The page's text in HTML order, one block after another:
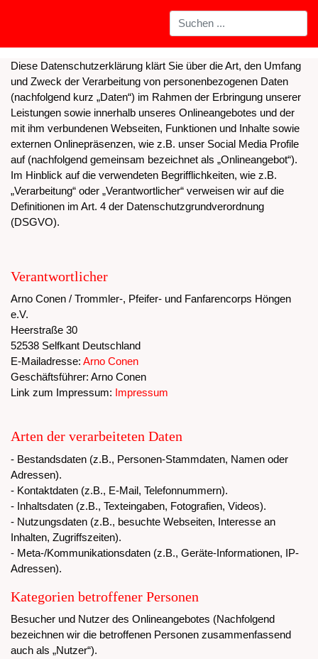
Diese Datenschutzerklärung klärt Sie über die Art, den Umfang
und Zweck der Verarbeitung von personenbezogenen Daten
(nachfolgend kurz „Daten“) im Rahmen der Erbringung unserer
Leistungen sowie innerhalb unseres Onlineangebotes und der
mit ihm verbundenen Webseiten, Funktionen und Inhalte sowie
externen Onlinepräsenzen, wie z.B. unser Social Media Profile
auf (nachfolgend gemeinsam bezeichnet als „Onlineangebot“).
Im Hinblick auf die verwendeten Begrifflichkeiten, wie z.B.
„Verarbeitung“ oder „Verantwortlicher“ verweisen wir auf die
Definitionen im Art. 4 der Datenschutzgrundverordnung
(DSGVO).
Verantwortlicher
Arno Conen / Trommler-, Pfeifer- und Fanfarencorps Höngen
e.V.
Heerstraße 30
52538 Selfkant Deutschland
E-Mailadresse: Arno Conen
Geschäftsführer: Arno Conen
Link zum Impressum: Impressum
Arten der verarbeiteten Daten
- Bestandsdaten (z.B., Personen-Stammdaten, Namen oder
Adressen).
- Kontaktdaten (z.B., E-Mail, Telefonnummern).
- Inhaltsdaten (z.B., Texteingaben, Fotografien, Videos).
- Nutzungsdaten (z.B., besuchte Webseiten, Interesse an
Inhalten, Zugriffszeiten).
- Meta-/Kommunikationsdaten (z.B., Geräte-Informationen, IP-
Adressen).
Kategorien betroffener Personen
Besucher und Nutzer des Onlineangebotes (Nachfolgend
bezeichnen wir die betroffenen Personen zusammenfassend
auch als „Nutzer“).